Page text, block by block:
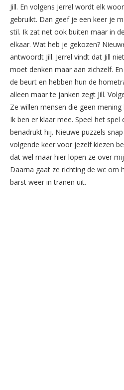
Jill. En volgens Jerrel wordt elk
gebruikt. Dan geef je een keer je
stil. Ik zat net ook buiten maar in
elkaar. Wat heb je gekozen?
antwoordt Jill. Jerrel vindt dat Jill
moet denken maar aan zichzelf.
de beurt en hebben hun de
alleen maar te janken zegt Jill.
Ze willen mensen die geen
Ik ben er klaar mee. Speel het
benadrukt hij. Nieuwe puzzels
volgende keer voor jezelf kiezen
dat wel maar hier lopen ze over
Daarna gaat ze richting de wc om
barst weer in tranen uit.